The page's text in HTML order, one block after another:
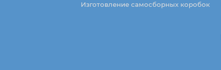
Изготовление самосборных коробок